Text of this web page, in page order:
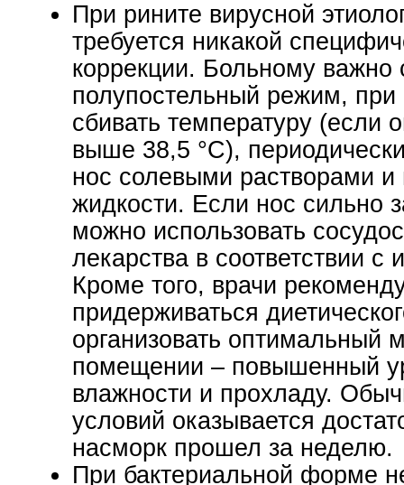
При рините вирусной
требуется никакой
коррекции. Больному важно
полупостельный режим, при
сбивать температуру (если
выше 38,5 °С),
нос солевыми растворами
жидкости. Если нос сильно
можно использовать
лекарства в соответствии с
Кроме того, врачи
придерживаться
организовать оптимальный
помещении – повышенный
влажности и прохладу.
условий оказывается
насморк прошел за неделю.
При бактериальной форме